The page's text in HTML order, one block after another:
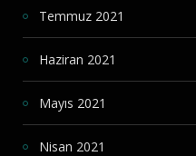
Temmuz 2021
Haziran 2021
Mayıs 2021
Nisan 2021